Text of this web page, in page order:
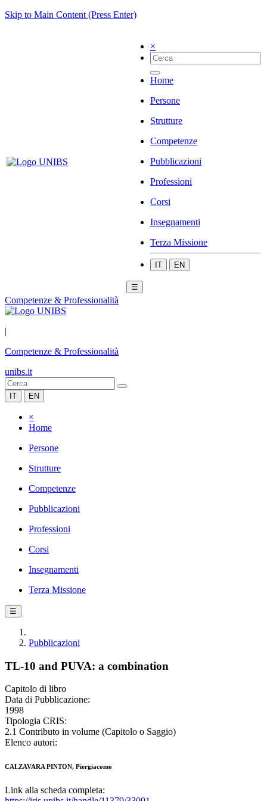
Skip to Main Content (Press Enter)
×
Home
Persone
Strutture
Competenze
Pubblicazioni
Professioni
Corsi
Insegnamenti
Terza Missione
IT EN
☰
Competenze & Professionalità
|
Competenze & Professionalità
unibs.it
IT EN
×
Home
Persone
Strutture
Competenze
Pubblicazioni
Professioni
Corsi
Insegnamenti
Terza Missione
☰
Pubblicazioni
TL-10 and PUVA: a combination
Capitolo di libro
Data di Pubblicazione:
1998
Tipologia CRIS:
2.1 Contributo in volume (Capitolo o Saggio)
Elenco autori:
CALZAVARA PINTON, Piergiacomo
Link alla scheda completa: